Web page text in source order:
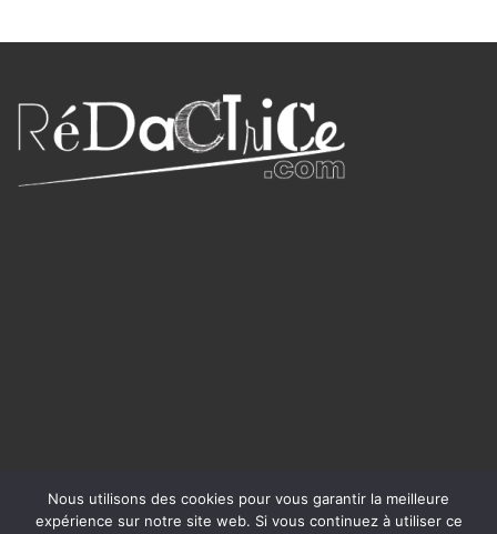
Nous utilisons des cookies pour vous garantir la meilleure
expérience sur notre site web. Si vous continuez à utiliser ce